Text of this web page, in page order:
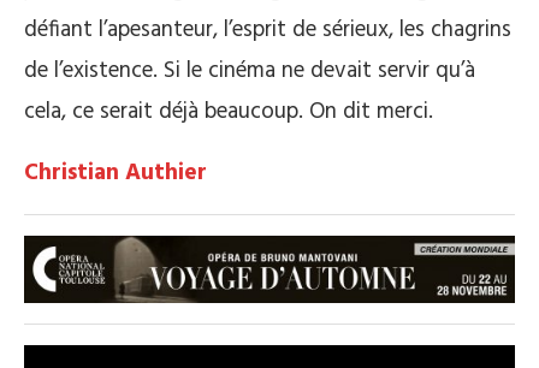
défiant l’apesanteur, l’esprit de sérieux, les chagrins
de l’existence. Si le cinéma ne devait servir qu’à
cela, ce serait déjà beaucoup. On dit merci.
Christian Authier